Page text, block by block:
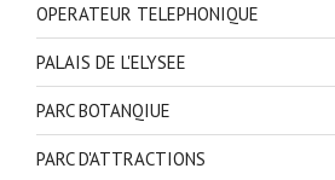
OPERATEUR TELEPHONIQUE
PALAIS DE L'ELYSEE
PARC BOTANQIUE
PARC D'ATTRACTIONS